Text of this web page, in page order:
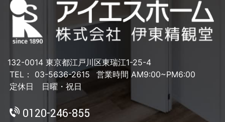
132-0014 東京都江戸川区東瑞江1-25-4
TEL： 03-5636-2615
営業時間 AM9:00~PM6:00
定休日 日曜・祝日
0120-246-855